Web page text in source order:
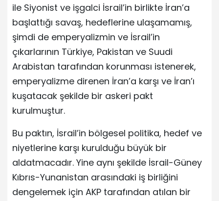
ile Siyonist ve işgalci İsrail’in birlikte İran’a
başlattığı savaş, hedeflerine ulaşamamış,
şimdi de emperyalizmin ve İsrail’in
çıkarlarının Türkiye, Pakistan ve Suudi
Arabistan tarafından korunması istenerek,
emperyalizme direnen İran’a karşı ve İran’ı
kuşatacak şekilde bir askeri pakt
kurulmuştur.
Bu paktın, İsrail’in bölgesel politika, hedef ve
niyetlerine karşı kurulduğu büyük bir
aldatmacadır. Yine aynı şekilde İsrail-Güney
Kıbrıs-Yunanistan arasındaki iş birliğini
dengelemek için AKP tarafından atılan bir